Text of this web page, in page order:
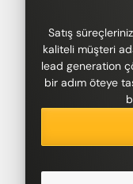
Satış
kaliteli müşteri
lead generation
bir adım öteye